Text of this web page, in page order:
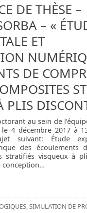
DE THÈSE –
– «
ET
DE
PLIS
au sein de
4 décembre 2017 à
suivant: Étude
des écoulements
stratifiés visqueux à
conception…
,SIMULATION DE